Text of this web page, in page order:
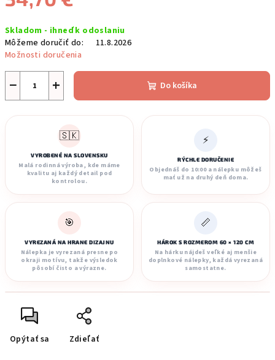
cena:
Skladom - ihneď k odoslaniu
Môžeme doručiť do:
11.8.2026
Možnosti doručenia
+
− Do košíka
🇸🇰
VYROBENÉ NA SLOVENSKU
Malá rodinná výroba, kde máme
kvalitu aj každý detail pod
kontrolou.
⚡
RÝCHLE DORUČENIE
Objednáš do 10:00 a nálepku môžeš
mať už na druhý deň doma.
🎯
VYREZANÁ NA HRANE DIZAJNU
Nálepka je vyrezaná presne po
okraji motívu, takže výsledok
pôsobí čisto a výrazne.
📏
HÁROK S ROZMEROM 60 × 120 CM
Na hárku nájdeš veľké aj menšie
doplnkové nálepky, každá vyrezaná
samostatne.
Opýtať sa Zdieľať